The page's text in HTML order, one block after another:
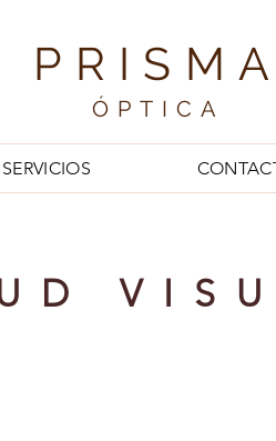
PRISMA
ÓPTICA
SERVICIOS